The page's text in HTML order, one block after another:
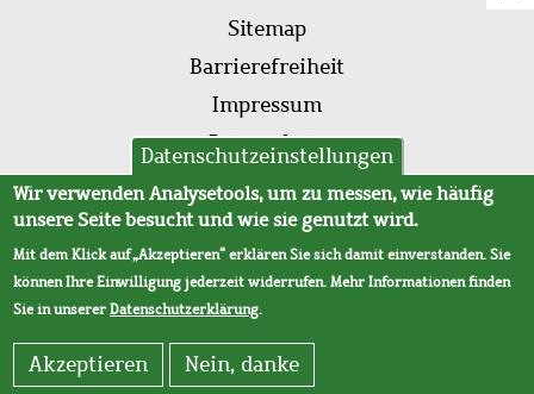
Fußleistenmenü
Sitemap
Barrierefreiheit
Impressum
Datenschutz
AVB
Datenschutzeinstellungen
Wir verwenden Analysetools, um zu messen, wie häufig
unsere Seite besucht und wie sie genutzt wird.
Mit dem Klick auf „Akzeptieren“ erklären Sie sich damit einverstanden. Sie
können Ihre Einwilligung jederzeit widerrufen. Mehr Informationen finden
Sie in unsererDatenschutzerklärung.
Akzeptieren Nein, danke